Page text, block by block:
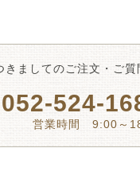
きましてのご注文・ご
052-524-
営業時間 9:00～